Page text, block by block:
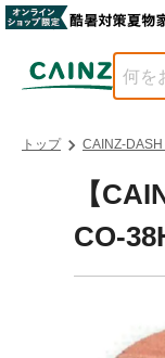
トップ CAINZ-
【
CO-